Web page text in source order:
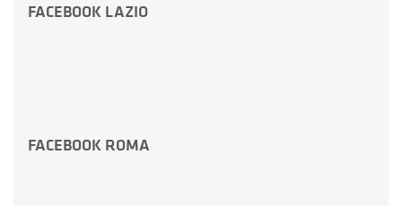
FACEBOOK LAZIO
FACEBOOK ROMA